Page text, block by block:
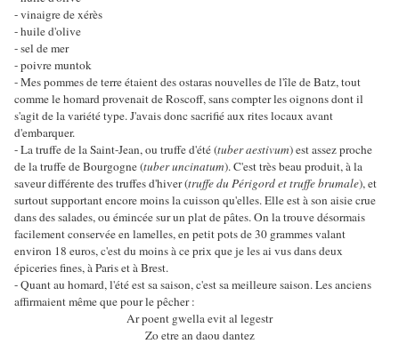
- vinaigre de xérès
- huile d'olive
- sel de mer
- poivre muntok
- Mes pommes de terre étaient des ostaras nouvelles de l'île de Batz, tout
comme le homard provenait de Roscoff, sans compter les oignons dont il
s'agit de la variété type. J'avais donc sacrifié aux rites locaux avant
d'embarquer.
- La truffe de la Saint-Jean, ou truffe d'été (tuber aestivum) est assez proche
de la truffe de Bourgogne (tuber uncinatum). C'est très beau produit, à la
saveur différente des truffes d'hiver (truffe du Périgord et truffe brumale), et
surtout supportant encore moins la cuisson qu'elles. Elle est à son aisie crue
dans des salades, ou émincée sur un plat de pâtes. On la trouve désormais
facilement conservée en lamelles, en petit pots de 30 grammes valant
environ 18 euros, c'est du moins à ce prix que je les ai vus dans deux
épiceries fines, à Paris et à Brest.
- Quant au homard, l'été est sa saison, c'est sa meilleure saison. Les anciens
affirmaient même que pour le pêcher :
Ar poent gwella evit al legestr
Zo etre an daou dantez